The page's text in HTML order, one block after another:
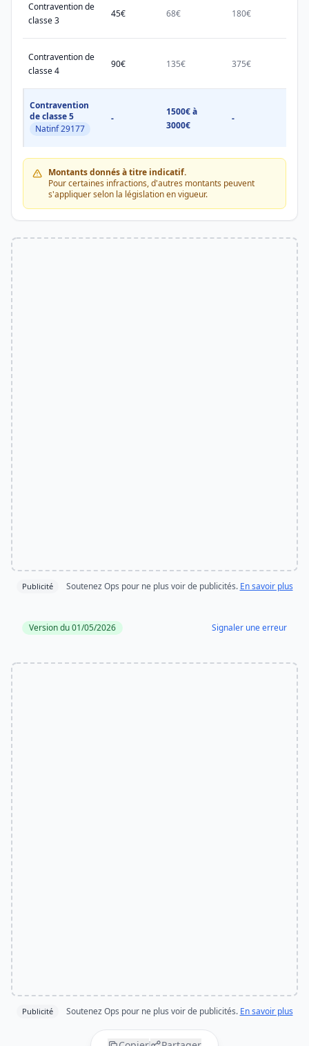
Contravention de
classe 3
45€ 68€ 180€
Contravention de
classe 4
90€ 135€ 375€
Contravention
de classe 5
Natinf 29177
-
1500€ à
3000€
-
Montants donnés à titre indicatif.
Pour certaines infractions, d'autres montants peuvent
s'appliquer selon la législation en vigueur.
Publicité Soutenez Ops pour ne plus voir de publicités. En savoir plus
Version du 01/05/2026 Signaler une erreur
Publicité Soutenez Ops pour ne plus voir de publicités. En savoir plus